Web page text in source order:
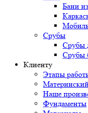
Бани
Срубы
Срубы
Срубы
Клиенту
Этапы
Наше
Фундаменты